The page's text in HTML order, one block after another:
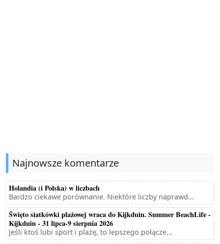
Najnowsze komentarze
Holandia (i Polska) w liczbach
Bardzo ciekawe porównanie. Niektóre liczby naprawd...
Święto siatkówki plażowej wraca do Kijkduin. Summer BeachLife -
Kijkduin - 31 lipca-9 sierpnia 2026
Jeśli ktoś lubi sport i plażę, to lepszego połącze...